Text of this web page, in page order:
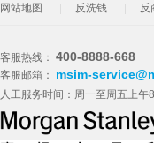
网站地图 反洗钱 反
客服热线： 400-8888-668
客服邮箱： msim-
人工服务时间：周一至周五上午